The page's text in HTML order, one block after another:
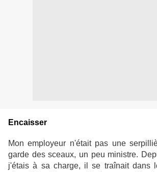
Encaisser
Mon employeur n'était pas une
garde des sceaux, un peu ministre.
j'étais à sa charge, il se traînait dans